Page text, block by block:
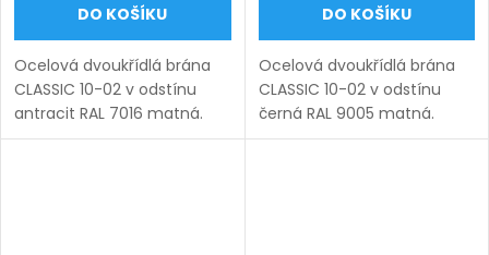
DO KOŠÍKU
Ocelová dvoukřídlá brána
CLASSIC 10-02 v odstínu
antracit RAL 7016 matná.
Bezúdržbová ocel (žárový
DO KOŠÍKU
Ocelová dvoukřídlá brána
CLASSIC 10-02 v odstínu
černá RAL 9005 matná.
Bezúdržbová ocel (žárový